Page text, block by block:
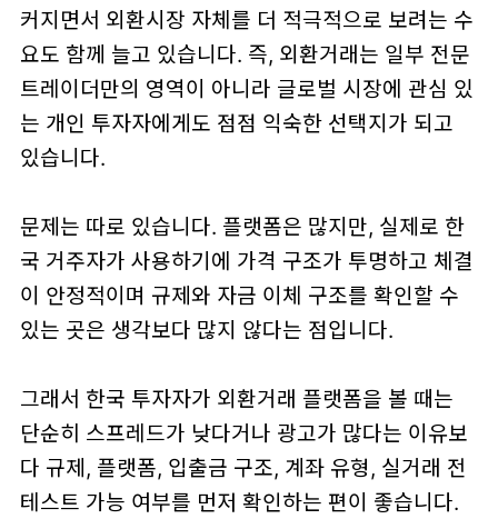
커지면서 외환시장 자체를 더 적극적으로 보려는 수
요도 함께 늘고 있습니다. 즉, 외환거래는 일부 전문
트레이더만의 영역이 아니라 글로벌 시장에 관심 있
는 개인 투자자에게도 점점 익숙한 선택지가 되고
있습니다.
문제는 따로 있습니다. 플랫폼은 많지만, 실제로 한
국 거주자가 사용하기에 가격 구조가 투명하고 체결
이 안정적이며 규제와 자금 이체 구조를 확인할 수
있는 곳은 생각보다 많지 않다는 점입니다.
그래서 한국 투자자가 외환거래 플랫폼을 볼 때는
단순히 스프레드가 낮다거나 광고가 많다는 이유보
다 규제, 플랫폼, 입출금 구조, 계좌 유형, 실거래 전
테스트 가능 여부를 먼저 확인하는 편이 좋습니다.